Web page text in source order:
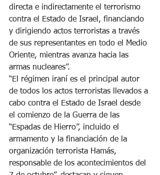
directa e indirectamente el terrorismo
contra el Estado de Israel, financiando
y dirigiendo actos terroristas a través
de sus representantes en todo el Medio
Oriente, mientras avanza hacia las
armas nucleares”.
“El régimen iraní es el principal autor
de todos los actos terroristas llevados a
cabo contra el Estado de Israel desde
el comienzo de la Guerra de las
“Espadas de Hierro”, incluido el
armamento y la financiación de la
organización terrorista Hamás,
responsable de los acontecimientos del